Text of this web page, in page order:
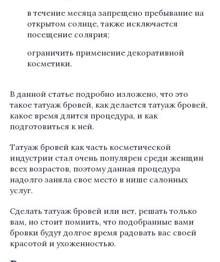
в течение месяца запрещено пребывание на
открытом солнце, также исключается
посещение солярия;
ограничить применение декоративной
косметики.
В данной статье подробно изложено, что это
такое татуаж бровей, как делается татуаж бровей,
какое время длится процедура, и как
подготовиться к ней.
Татуаж бровей как часть косметической
индустрии стал очень популярен среди женщин
всех возрастов, поэтому данная процедура
надолго заняла свое место в нише салонных
услуг.
Сделать татуаж бровей или нет, решать только
вам, но стоит помнить, что подобранные вами
бровки будут долгое время радовать вас своей
красотой и ухоженностью.